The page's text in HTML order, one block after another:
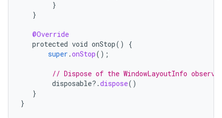
}
}
@Override
protected void onStop()
{
super .onStop();
// Dispose of the WindowLayoutInfo
disposable?.dispose()
}
}